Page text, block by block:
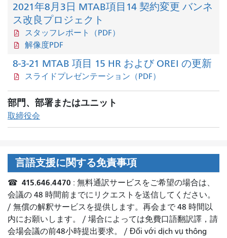
2021年8月3日 MTAB項目14 契約変更 バンネ
ス改良プロジェクト
スタッフレポート（PDF）
解像度PDF
8-3-21 MTAB 項目 15 HR および OREI の更新
スライドプレゼンテーション（PDF）
部門、部署またはユニット
取締役会
言語支援に関する免責事項
☎ 415.646.4470 : 無料通訳サービスをご希望の場合は、
会議の 48 時間前までにリクエストを送信してください。
/ 無償の解釈サービスを提供します。再会まで 48 時間以
内にお願いします。
/ 場合によっては免費口語翻訳譯，請
会場会議の前48小時提出要求。 / Đối với dịch vụ thông